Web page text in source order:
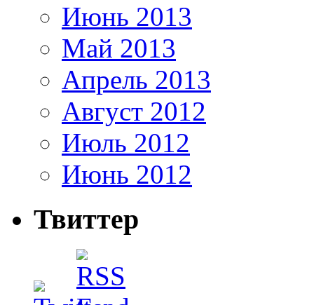
Июнь 2013
Май 2013
Апрель 2013
Август 2012
Июль 2012
Июнь 2012
Твиттер